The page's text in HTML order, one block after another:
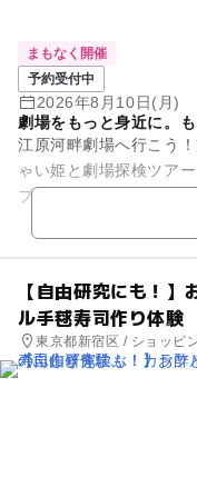
まもなく開催
予約受付中
2026年8月10日(月)
劇場をもっと身近に。
江原河畔劇場へ行こう！プ
ゃい姫と劇場探検ツア
プ 避難
【自由研究にも！
ル手毬寿司作り体験
東京都新宿区 / ショッピ
学び体験